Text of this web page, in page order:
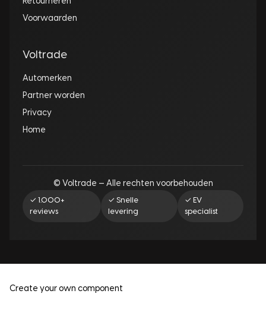
Voorwaarden
Voltrade
Automerken
Partner worden
Privacy
Home
© Voltrade — Alle rechten voorbehouden
✓ 1.000+
reviews
✓ Snelle
levering
✓ EV
specialist
Create your own component